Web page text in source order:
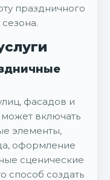
праздничного
фасадов и
включать
элементы,
оформление
сценические
способ создать